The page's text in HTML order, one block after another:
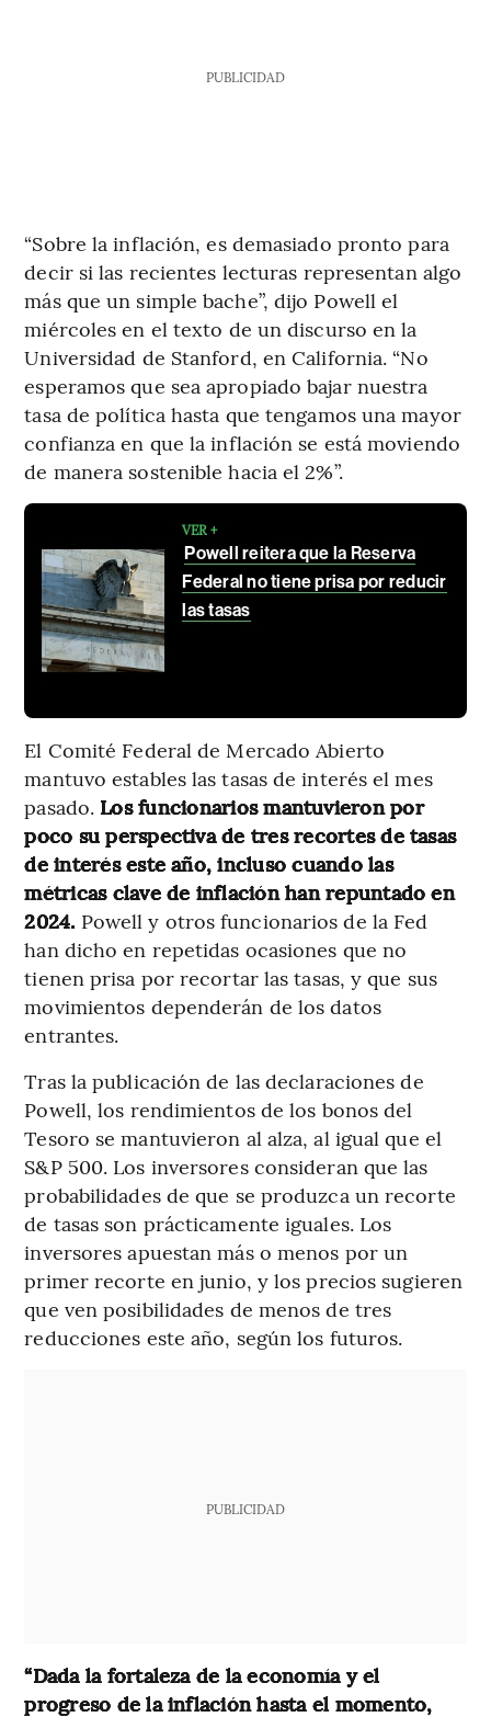
PUBLICIDAD
“Sobre la inflación, es demasiado pronto para
decir si las recientes lecturas representan algo
más que un simple bache”, dijo Powell el
miércoles en el texto de un discurso en la
Universidad de Stanford, en California. “No
esperamos que sea apropiado bajar nuestra
tasa de política hasta que tengamos una mayor
confianza en que la inflación se está moviendo
de manera sostenible hacia el 2%”.
VER +
Powell reitera que la Reserva
Federal no tiene prisa por reducir
las tasas
El Comité Federal de Mercado Abierto
mantuvo estables las tasas de interés el mes
pasado. Los funcionarios mantuvieron por
poco su perspectiva de tres recortes de tasas
de interés este año, incluso cuando las
métricas clave de inflación han repuntado en
2024. Powell y otros funcionarios de la Fed
han dicho en repetidas ocasiones que no
tienen prisa por recortar las tasas, y que sus
movimientos dependerán de los datos
entrantes.
Tras la publicación de las declaraciones de
Powell, los rendimientos de los bonos del
Tesoro se mantuvieron al alza, al igual que el
S&P 500. Los inversores consideran que las
probabilidades de que se produzca un recorte
de tasas son prácticamente iguales. Los
inversores apuestan más o menos por un
primer recorte en junio, y los precios sugieren
que ven posibilidades de menos de tres
reducciones este año, según los futuros.
PUBLICIDAD
“Dada la fortaleza de la economía y el
progreso de la inflación hasta el momento,